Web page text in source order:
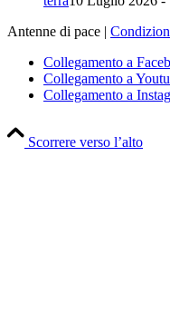
Antenne di pace |
Collegamento a
Collegamento a
Collegamento a
Scorrere verso l’alto